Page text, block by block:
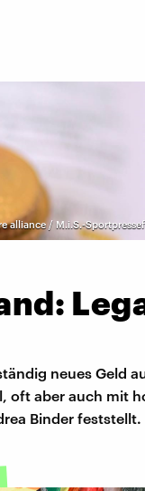
alliance / M.i.S.-
neues Geld
oft aber auch mit
Binder feststellt.